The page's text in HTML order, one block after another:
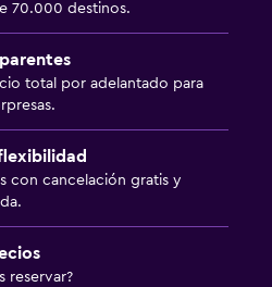
70.000 destinos.
total por adelantado para
con cancelación gratis y
reservar?